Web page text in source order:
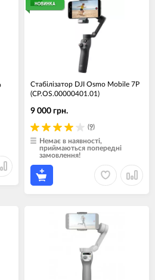
НОВИНКА
Стабілізатор DJI Osmo Mobile 7P
(CP.OS.00000401.01)
(9)
9 000 грн.
Немає в наявності,
приймаються попередні
замовлення!